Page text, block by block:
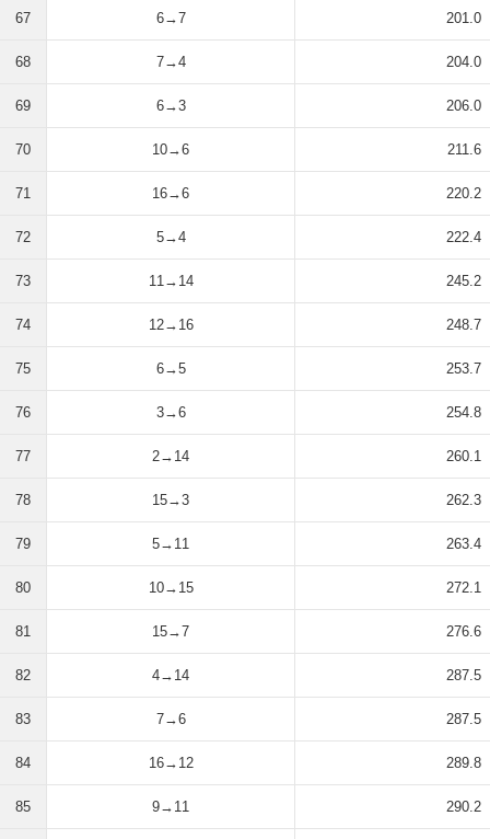
67 6→7 201.0
68 7→4 204.0
69 6→3 206.0
70 10→6 211.6
71 16→6 220.2
72 5→4 222.4
73 11→14 245.2
74 12→16 248.7
75 6→5 253.7
76 3→6 254.8
77 2→14 260.1
78 15→3 262.3
79 5→11 263.4
80 10→15 272.1
81 15→7 276.6
82 4→14 287.5
83 7→6 287.5
84 16→12 289.8
85 9→11 290.2